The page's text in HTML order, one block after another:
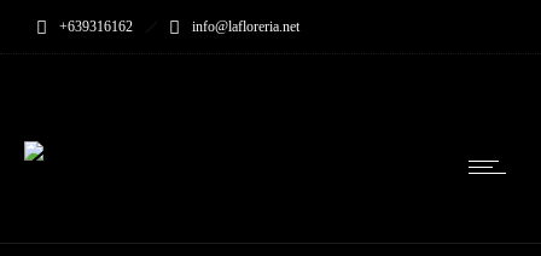
+639316162 info@lafloreria.net